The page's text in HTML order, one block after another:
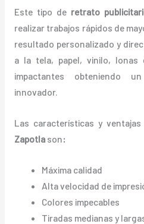
Este tipo de retrato
realizar trabajos rápidos de
resultado personalizado y
a la tela, papel, vinilo,
impactantes obteniendo
innovador.
Las características y
Zapotla son:
Máxima calidad
Alta velocidad de
Colores impecables
Tiradas medianas y